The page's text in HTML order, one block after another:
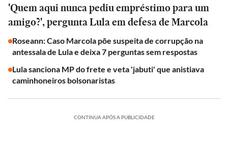
'Quem aqui nunca pediu empréstimo para um
amigo?', pergunta Lula em defesa de Marcola
Roseann: Caso Marcola põe suspeita de corrupção na
antessala de Lula e deixa 7 perguntas sem respostas
Lula sanciona MP do frete e veta 'jabuti' que anistiava
caminhoneiros bolsonaristas
CONTINUA APÓS A PUBLICIDADE